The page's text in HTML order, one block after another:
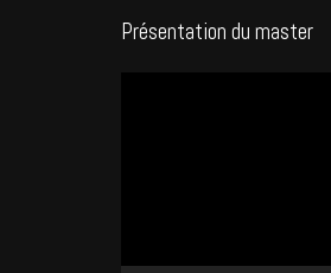
Présentation du master